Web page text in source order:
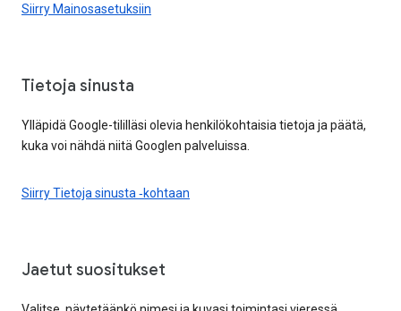
Siirry Mainosasetuksiin
Tietoja sinusta
Ylläpidä Google-tililläsi olevia henkilökohtaisia tietoja ja päätä,
kuka voi nähdä niitä Googlen palveluissa.
Siirry Tietoja sinusta ‑kohtaan
Jaetut suositukset